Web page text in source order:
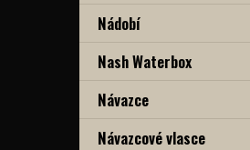
Nádobí
Nash Waterbox
Návazce
Návazcové vlasce